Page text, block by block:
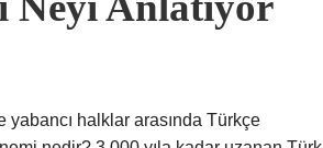
halklar arasında Türkçe